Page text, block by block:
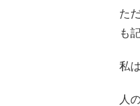
た
も
私
人